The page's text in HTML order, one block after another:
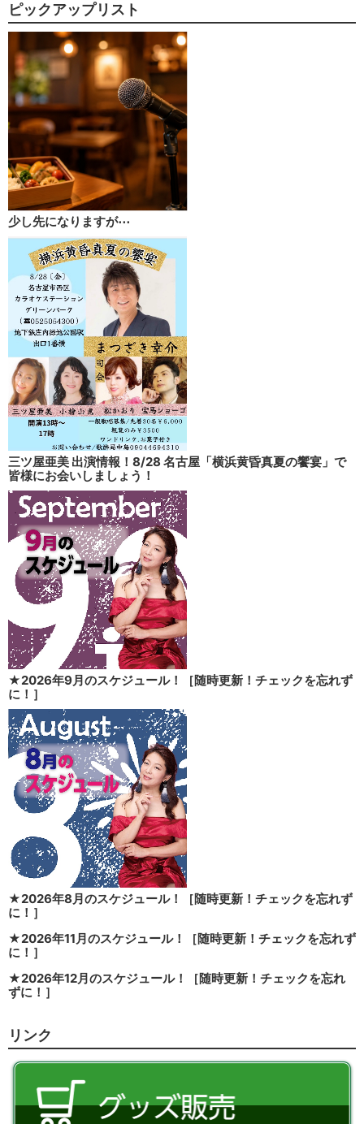
ピックアップリスト
少し先になりますが⋯
三ツ屋亜美 出演情報！8/28 名古屋「横浜黄昏真夏の饗宴」で
皆様にお会いしましょう！
★2026年9月のスケジュール！［随時更新！チェックを忘れず
に！］
★2026年8月のスケジュール！［随時更新！チェックを忘れず
に！］
★2026年11月のスケジュール！［随時更新！チェックを忘れず
に！］
★2026年12月のスケジュール！［随時更新！チェックを忘れ
ずに！］
リンク